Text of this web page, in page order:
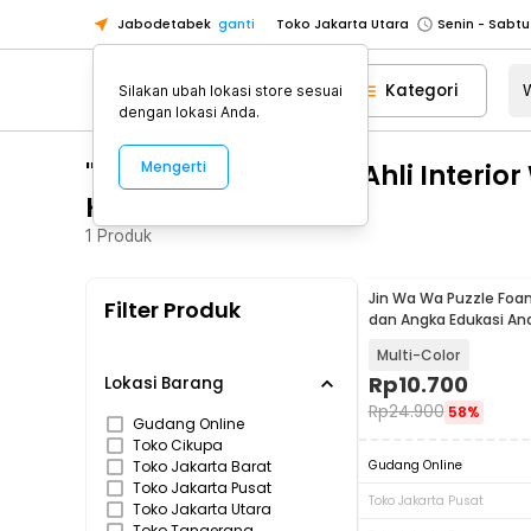
Jabodetabek ganti Toko Jakarta Utara
Toko Tangerang
Toko Cikupa
Pick n Go Jakarta Barat
Senin -
Pick n Go Bekasi
Senin - Jumat
Toko Jakarta Utara
Toko Cikupa
Pick n Go Jakarta Barat
Senin -
Senin - Jumat
Kategori
"WA 0859 3970 0884 Ahli
Klaten"
1 Produk
Filter Produk
Lokasi Barang
Gudang Online
Toko Cikupa
Toko Jakarta Barat
Toko Jakarta Pusat
Toko Jakarta Utara
Jin Wa Wa Puzzle
dan Angka Edukasi
Multi-Color
Rp10.700
Rp24.900 58%
Gudang Online
Toko Jakarta Pusat
Silakan ubah lokasi store sesuai
dengan lokasi Anda.
Mengerti